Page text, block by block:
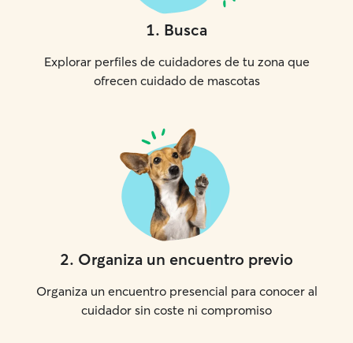
1. Busca
Explorar perfiles de cuidadores de tu zona que
ofrecen cuidado de mascotas
2. Organiza un encuentro previo
Organiza un encuentro presencial para conocer al
cuidador sin coste ni compromiso